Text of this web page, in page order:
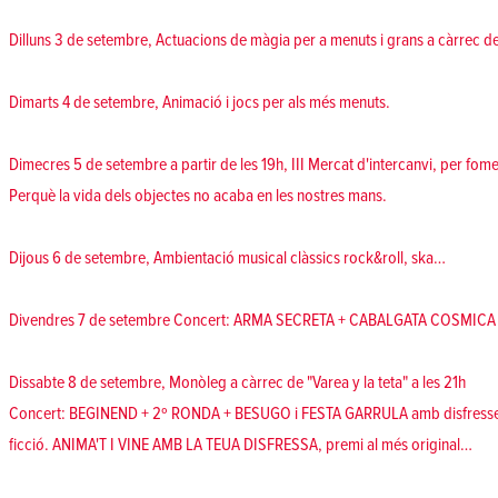
Dilluns 3 de setembre, Actuacions de màgia per a menuts i grans a càrrec
Dimarts 4 de setembre, Animació i jocs per als més menuts.
Dimecres 5 de setembre a partir de les 19h, III Mercat d'intercanvi, per
Perquè la vida dels objectes no acaba en les nostres mans.
Dijous 6 de setembre, Ambientació musical clàssics rock&roll, ska…
Divendres 7 de setembre Concert: ARMA SECRETA + CABALGATA COSMICA
Dissabte 8 de setembre, Monòleg a càrrec de "Varea y la teta" a les 21h
Concert: BEGINEND + 2º RONDA + BESUGO i FESTA GARRULA amb
ficció. ANIMA'T I VINE AMB LA TEUA DISFRESSA, premi al més original…